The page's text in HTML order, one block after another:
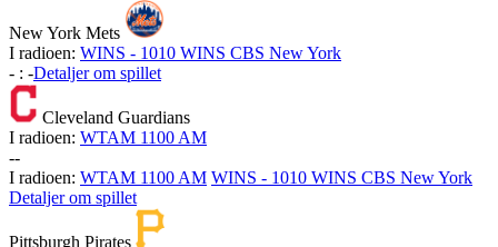
New York Mets
I radioen: WINS - 1010 WINS CBS New York
- : -Detaljer om spillet
Cleveland Guardians
I radioen: WTAM 1100 AM
--
I radioen: WTAM 1100 AM WINS - 1010 WINS CBS New York
Detaljer om spillet
Pittsburgh Pirates